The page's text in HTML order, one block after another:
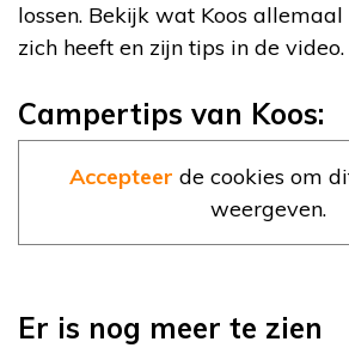
lossen. Bekijk wat Koos
zich heeft en zijn tips in de video.
Campertips van Koos:
Accepteer de cookies om
weergeven.
Er is nog meer te zien